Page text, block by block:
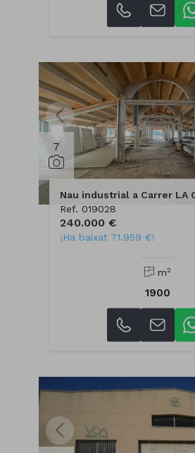
7
Nau industrial a Carrer LA
Ref. 019028
240.000 €
¡Ha baixat 71.959 €!
m2
1900